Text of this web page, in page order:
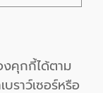
งคุกกี้ได้ตาม
ราว์เซอร์หรือ